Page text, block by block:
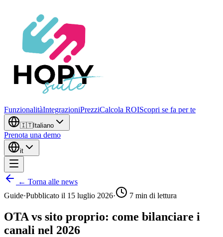
FunzionalitàIntegrazioniPrezziCalcola ROIScopri se fa per te
🇮🇹Italiano
Prenota una demo
it
← Torna alle news
Guide·Pubblicato il 15 luglio 2026· 7 min di lettura
OTA vs sito proprio: come bilanciare i
canali nel 2026